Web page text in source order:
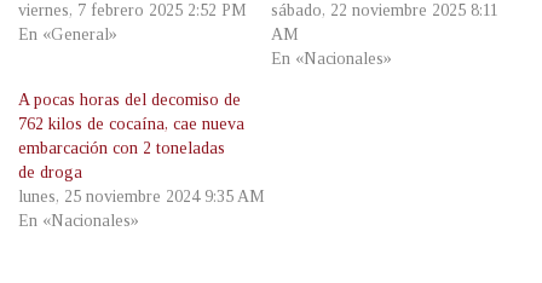
viernes, 7 febrero 2025 2:52 PM
En «General»
sábado, 22 noviembre 2025 8:11
AM
En «Nacionales»
A pocas horas del decomiso de
762 kilos de cocaína, cae nueva
embarcación con 2 toneladas
de droga
lunes, 25 noviembre 2024 9:35 AM
En «Nacionales»